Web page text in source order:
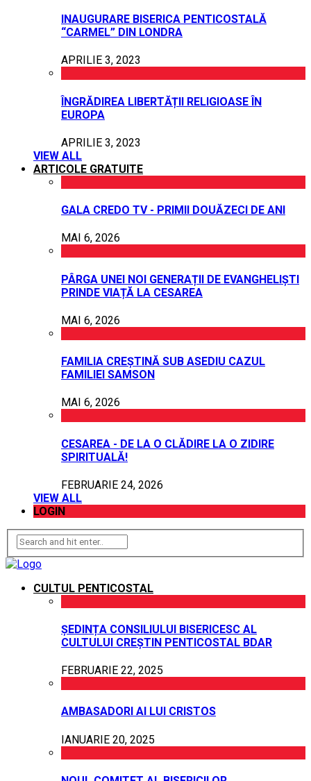
INAUGURARE BISERICA PENTICOSTALĂ
“CARMEL” DIN LONDRA
APRILIE 3, 2023
ÎNGRĂDIREA LIBERTĂȚII RELIGIOASE ÎN
EUROPA
APRILIE 3, 2023
VIEW ALL
ARTICOLE GRATUITE
GALA CREDO TV - PRIMII DOUĂZECI DE ANI
MAI 6, 2026
PÂRGA UNEI NOI GENERAȚII DE EVANGHELIȘTI
PRINDE VIAȚĂ LA CESAREA
MAI 6, 2026
FAMILIA CREȘTINĂ SUB ASEDIU CAZUL
FAMILIEI SAMSON
MAI 6, 2026
CESAREA - DE LA O CLĂDIRE LA O ZIDIRE
SPIRITUALĂ!
FEBRUARIE 24, 2026
VIEW ALL
LOGIN
CULTUL PENTICOSTAL
ȘEDINȚA CONSILIULUI BISERICESC AL
CULTULUI CREȘTIN PENTICOSTAL BDAR
FEBRUARIE 22, 2025
AMBASADORI AI LUI CRISTOS
IANUARIE 20, 2025